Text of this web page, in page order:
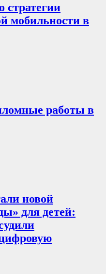
стратегии
мобильности в
работы в
новой
для детей: